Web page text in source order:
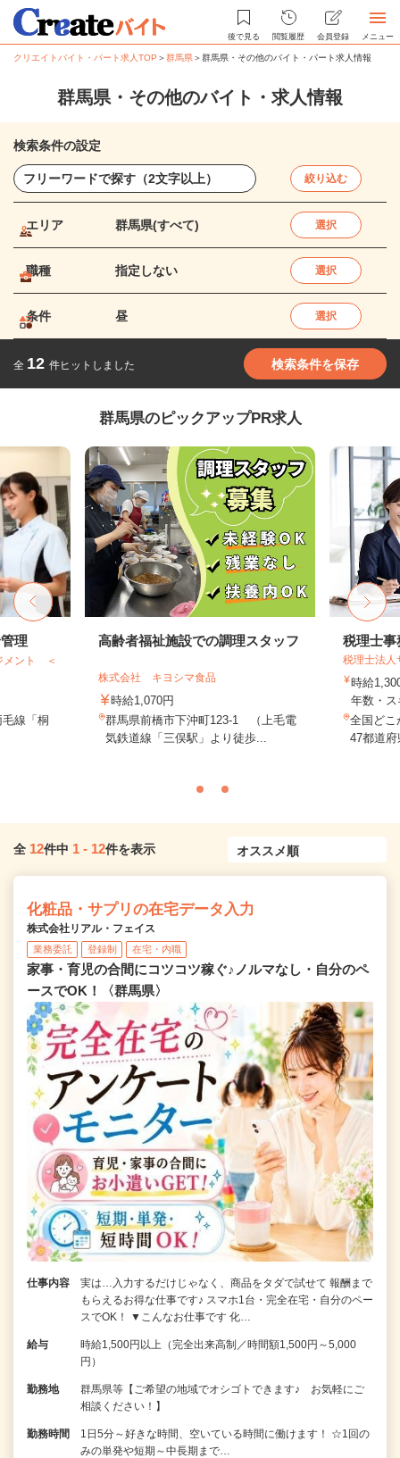
後で見る 閲覧履歴 会員登録 メニュー
クリエイトバイト・パート求人TOP ＞群馬県＞群馬県・その他のバイト・パート求人情報
群馬県・その他のバイト・求人情報
検索条件の設定
絞り込む
エリア 群馬県(すべて) 選択
職種 指定しない 選択
条件 昼 選択
全 12 件ヒットしました 検索条件を保存
群馬県のピックアップPR求人
理
メント ＜
線「桐
高齢者福祉施設での調理スタッフ
株式会社 キヨシマ食品
時給1,070円
群馬県前橋市下沖町123-1 （上毛電
気鉄道線「三俣駅」より徒歩...
税理士事
税理士法人
時給
年数・
全国どこ
47都道
全 12件中 1 - 12件を表示
化粧品・サプリの在宅データ入力
株式会社リアル・フェイス
業務委託 登録制 在宅・内職
家事・育児の合間にコツコツ稼ぐ♪ノルマなし・自分のペ
ースでOK！〈群馬県〉
仕事内容
実は…入力するだけじゃなく、商品をタダで試せて 報酬まで
もらえるお得な仕事です♪ スマホ1台・完全在宅・自分のペー
スでOK！ ▼こんなお仕事です 化…
給与
時給1,500円以上（完全出来高制／時間額1,500円～5,000
円）
勤務地
群馬県等【ご希望の地域でオシゴトできます♪ お気軽にご
相談ください！】
勤務時間
1日5分～好きな時間、空いている時間に働けます！ ☆1回の
みの単発や短期～中長期まで…